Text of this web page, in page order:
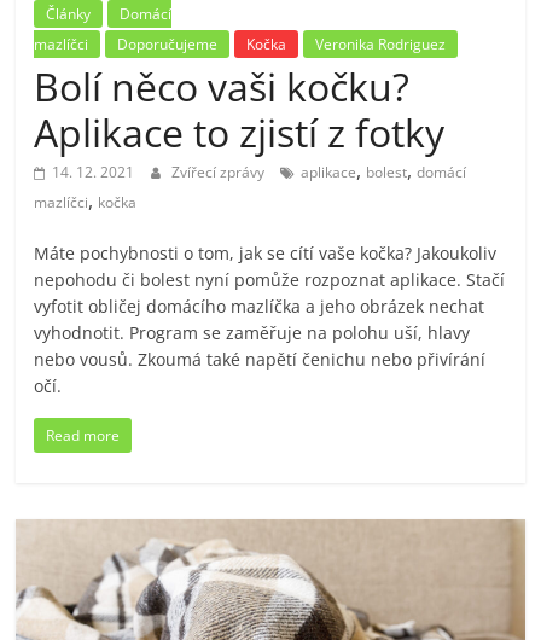
Články
Domácí
mazlíčci
Doporučujeme Kočka Veronika Rodriguez
Bolí něco vaši kočku?
Aplikace to zjistí z fotky
14. 12. 2021 Zvířecí zprávy aplikace, bolest,domácí
mazlíčci, kočka
Máte pochybnosti o tom, jak se cítí vaše kočka? Jakoukoliv
nepohodu či bolest nyní pomůže rozpoznat aplikace. Stačí
vyfotit obličej domácího mazlíčka a jeho obrázek nechat
vyhodnotit. Program se zaměřuje na polohu uší, hlavy
nebo vousů. Zkoumá také napětí čenichu nebo přivírání
očí.
Read more